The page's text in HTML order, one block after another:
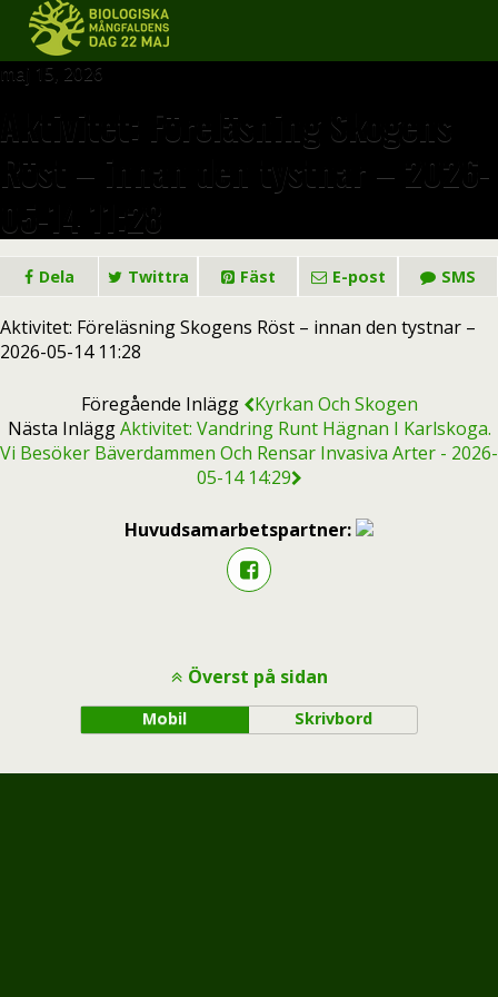
maj 15, 2026
Aktivitet: Föreläsning Skogens
Röst – innan den tystnar – 2026-
05-14 11:28
Dela Twittra Fäst E-post SMS
Aktivitet: Föreläsning Skogens Röst – innan den tystnar –
2026-05-14 11:28
Föregående Inlägg
Kyrkan Och Skogen
Nästa InläggAktivitet: Vandring Runt Hägnan I Karlskoga.
Vi Besöker Bäverdammen Och Rensar Invasiva Arter - 2026-
05-14 14:29
Huvudsamarbetspartner:
Överst på sidan
Mobil Skrivbord